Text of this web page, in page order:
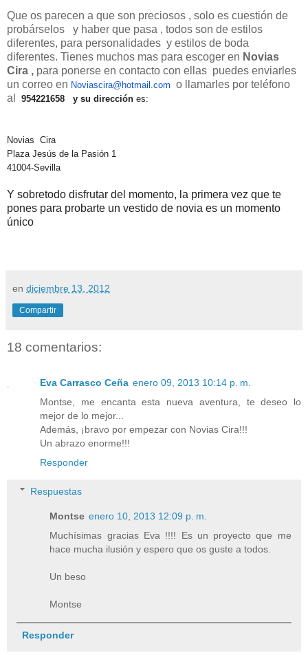
Que os parecen a que son preciosos , solo es cuestión de
probárselos y haber que pasa , todos son de estilos
diferentes, para personalidades y estilos de boda
diferentes. Tienes muchos mas para escoger en Novias
Cira , para ponerse en contacto con ellas puedes enviarles
un correo en Noviascira@hotmail.com o llamarles por teléfono
al
954221658 y su dirección es:
Novias Cira
Plaza Jesús de la Pasión 1
41004-Sevilla
Y sobretodo disfrutar del momento, la primera vez que te
pones para probarte un vestido de novia es un momento
único
en diciembre 13, 2012
Compartir
18 comentarios:
Eva Carrasco Ceña enero 09, 2013 10:14 p. m.
Montse, me encanta esta nueva aventura, te deseo lo
mejor de lo mejor...
Además, ¡bravo por empezar con Novias Cira!!!
Un abrazo enorme!!!
Responder
Respuestas
Montse enero 10, 2013 12:09 p. m.
Muchísimas gracias Eva !!!! Es un proyecto que me
hace mucha ilusión y espero que os guste a todos.
Un beso
Montse
Responder